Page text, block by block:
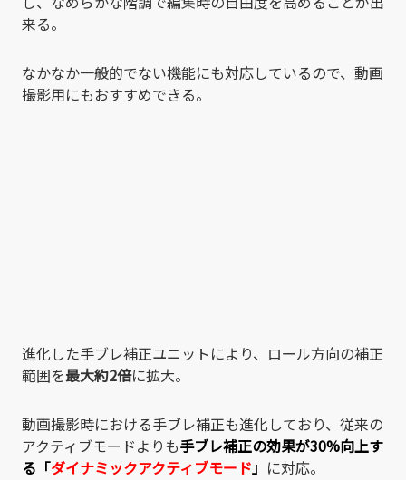
来る。
なかなか一般的でない機能にも対応しているので、動画
撮影用にもおすすめできる。
進化した手ブレ補正ユニットにより、ロール方向の補正
範囲を最大約2倍に拡大。
動画撮影時における手ブレ補正も進化しており、従来の
アクティブモードよりも手ブレ補正の効果が30%向上す
る「ダイナミックアクティブモード」 に対応。